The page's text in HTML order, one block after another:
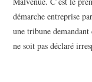
démarche entreprise
une tribune
ne soit pas déclaré